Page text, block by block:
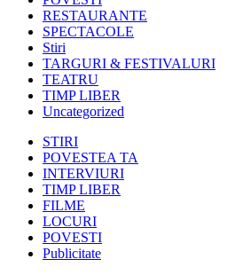
RESTAURANTE
SPECTACOLE
Stiri
TARGURI & FESTIVALURI
TEATRU
TIMP LIBER
Uncategorized
STIRI
POVESTEA TA
INTERVIURI
TIMP LIBER
FILME
LOCURI
POVESTI
Publicitate